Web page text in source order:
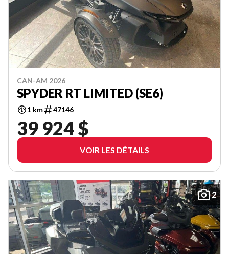
CAN-AM 2026
SPYDER RT LIMITED (SE6)
1 km 47146
39 924 $
VOIR LES DÉTAILS
2